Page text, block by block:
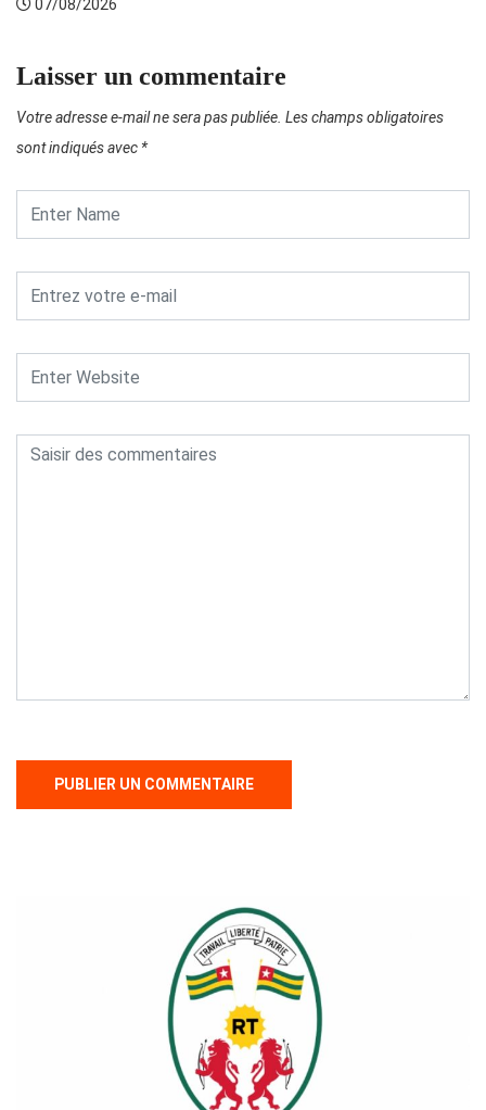
07/08/2026
Laisser un commentaire
Votre adresse e-mail ne sera pas publiée. Les champs obligatoires
sont indiqués avec *